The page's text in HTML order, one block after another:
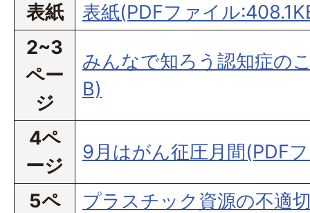
表紙
表紙(PDFファイル
2~3
ペー
ジ
みんなで知ろう認知症の
B)
4ペ
ージ
9月はがん征圧月間(PDF
5ペ
プラスチック資源の不適